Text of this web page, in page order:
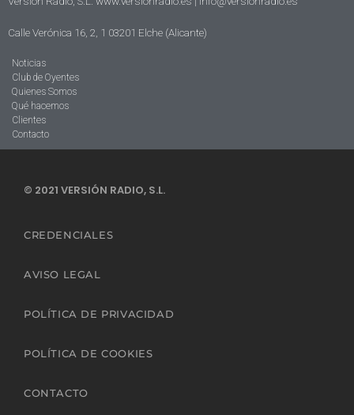
Calle Verónica 16, 2, 1 03201 Elche (Alicante)
Noticias
Club de Oyentes
Quienes Somos
Qué hacemos
Clientes
Contacto
© 2021 VERSIÓN RADIO, S.L.
CREDENCIALES
AVISO LEGAL
POLÍTICA DE PRIVACIDAD
POLÍTICA DE COOKIES
CONTACTO